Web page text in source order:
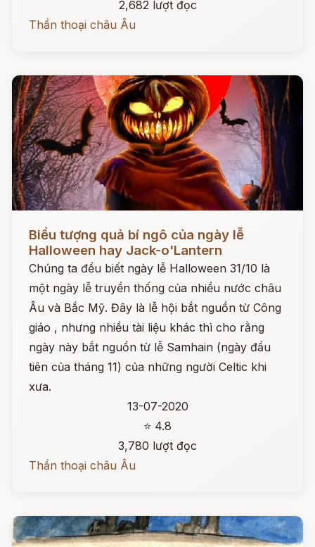
2,682 lượt đọc
Thần thoại châu Âu
Đọc ngay
Biểu tượng quả bí ngô của ngày lễ
Halloween hay Jack-o'Lantern
Chúng ta đều biết ngày lễ Halloween 31/10 là
một ngày lễ truyền thống của nhiều nước châu
Âu và Bắc Mỹ. Đây là lễ hội bắt nguồn từ Công
giáo , nhưng nhiều tài liệu khác thì cho rằng
ngày này bắt nguồn từ lễ Samhain (ngày đầu
tiên của tháng 11) của những người Celtic khi
xưa.
13-07-2020
⭐ 4.8
3,780 lượt đọc
Thần thoại châu Âu